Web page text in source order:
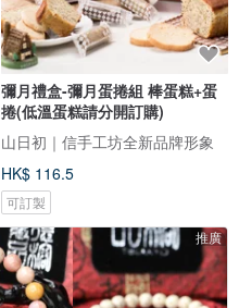
彌月禮盒-彌月蛋捲組 棒蛋糕+蛋
捲(低溫蛋糕請分開訂購)
山日初｜信手工坊全新品牌形象
HK$ 116.5
可訂製
推廣